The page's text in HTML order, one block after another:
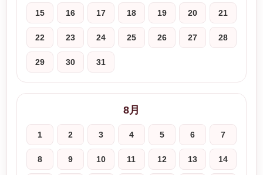
15 16 17 18 19 20 21
22 23 24 25 26 27 28
29 30 31
8月
1 2 3 4 5 6 7
8 9 10 11 12 13 14